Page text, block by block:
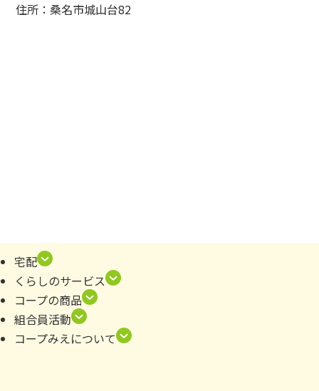
住所：桑名市城山台82
宅配
くらしのサービス
コープの商品
組合員活動
コープみえについて